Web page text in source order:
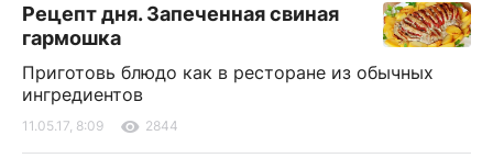
Рецепт дня. Запеченная свиная
гармошка
Приготовь блюдо как в ресторане из обычных
ингредиентов
11.05.17, 8:09 2844